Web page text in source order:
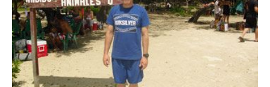
Parque Nacional Sierra Nevada
Parque Nacional Cinaruco-Capanaparo
Parque Nacional Parima-Tapirapeco
Parque Nacional Jaua-Sarisariñama